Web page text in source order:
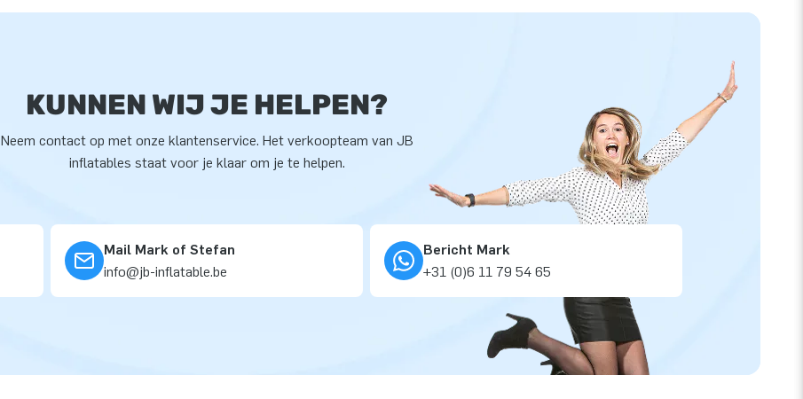
KUNNEN WIJ JE HELPEN?
Neem contact op met onze klantenservice. Het verkoopteam van JB
inflatables staat voor je klaar om je te helpen.
Mail Mark of Stefan
info@jb-inflatable.be
Bericht Mark
+31 (0)6 11 79 54 65